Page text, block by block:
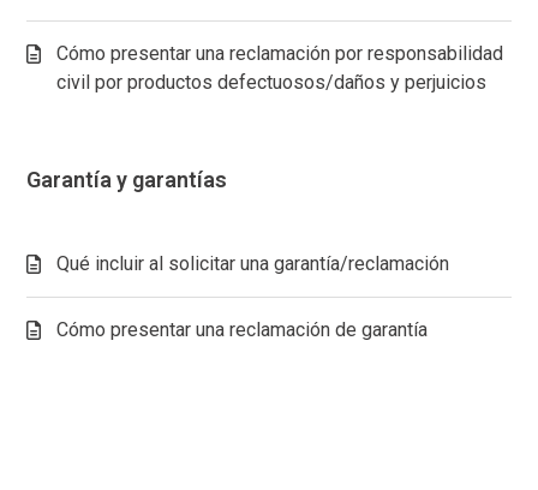
Cómo presentar una reclamación por responsabilidad
civil por productos defectuosos/daños y perjuicios
Garantía y garantías
Qué incluir al solicitar una garantía/reclamación
Cómo presentar una reclamación de garantía